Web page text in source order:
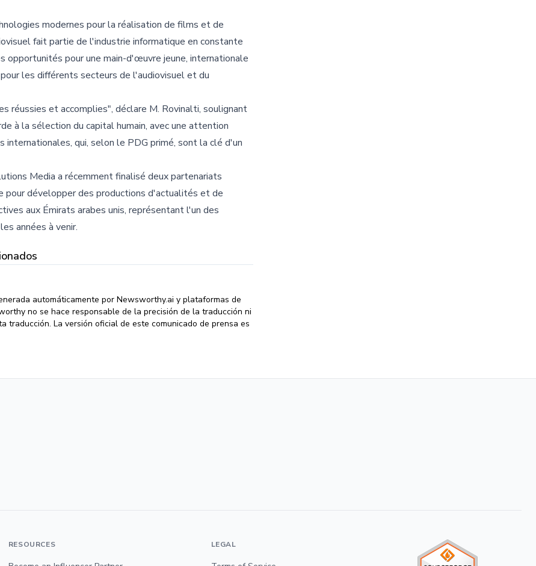
modernes pour la réalisation de films et de
fait partie de l'industrie informatique en constante
pour une main-d'œuvre jeune, internationale
les différents secteurs de l'audiovisuel et du
réussies et accomplies", déclare M. Rovinalti, soulignant
à la sélection du capital humain, avec une attention
qui, selon le PDG primé, sont la clé d'un
Media a récemment finalisé deux partenariats
développer des productions d'actualités et de
aux Émirats arabes unis, représentant l'un des
années à venir.
automáticamente por Newsworthy.ai y plataformas de
no se hace responsable de la precisión de la traducción ni
traducción. La versión oficial de este comunicado de prensa es
RESOURCES LEGAL